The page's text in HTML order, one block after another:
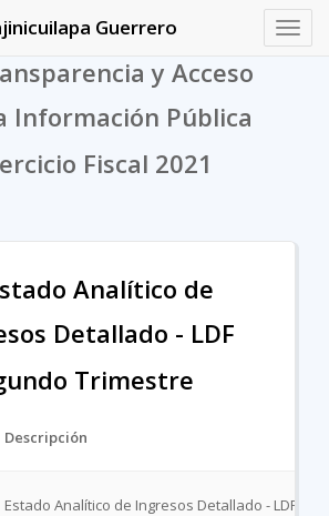
Guerrero
y Acceso
Información Pública
Fiscal 2021
Analítico de
Detallado - LDF
Trimestre
Descripción
Estado Analítico de Ingresos Detallado - LDF